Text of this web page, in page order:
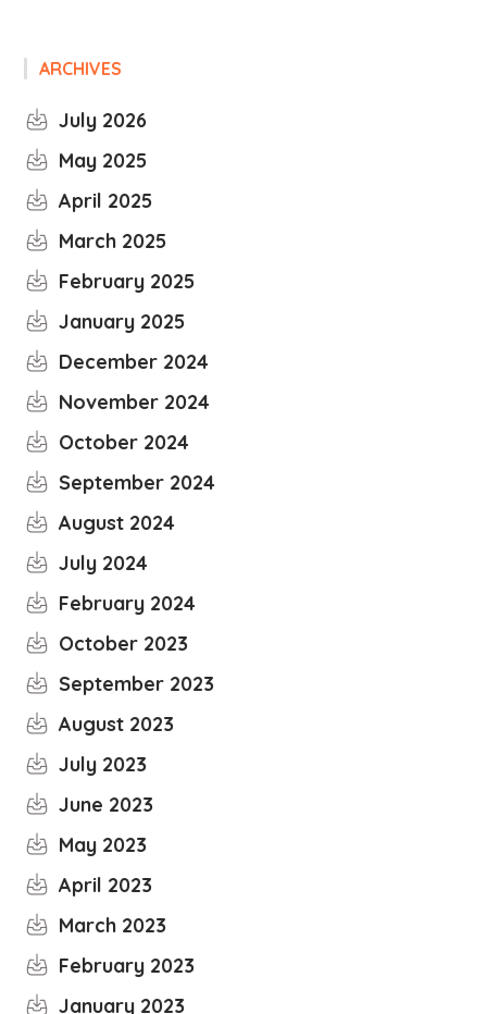
ARCHIVES
July 2026
May 2025
April 2025
March 2025
February 2025
January 2025
December 2024
November 2024
October 2024
September 2024
August 2024
July 2024
February 2024
October 2023
September 2023
August 2023
July 2023
June 2023
May 2023
April 2023
March 2023
February 2023
January 2023